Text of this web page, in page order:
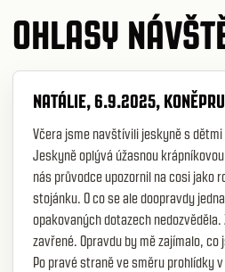
OHLASY
NATÁLIE, 6.9.2025,
Včera jsme navštívili jeskyně s
Jeskyně oplývá úžasnou
nás průvodce upozornil na cosi jako
stojánku. O co se ale doopravdy
opakovaných dotazech
zavřené. Opravdu by mě zajímalo,
Po pravé straně ve směru prohlídky